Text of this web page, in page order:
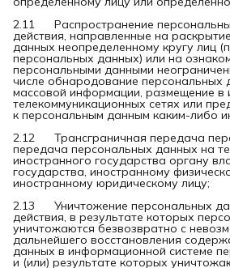
2.11 Распространение
действия, направленные на
данных неопределенному кругу лиц
персональных данных) или на
персональными данными
числе обнародование персональных
массовой информации, размещение
телекоммуникационных сетях или
к персональным данным каким-либо
2.12 Трансграничная передача
передача персональных данных на
иностранного государства органу
государства, иностранному
иностранному юридическому лицу;
2.13 Уничтожение персональных
действия, в результате которых
уничтожаются безвозвратно с
дальнейшего восстановления
данных в информационной системе
и (или) результате которых